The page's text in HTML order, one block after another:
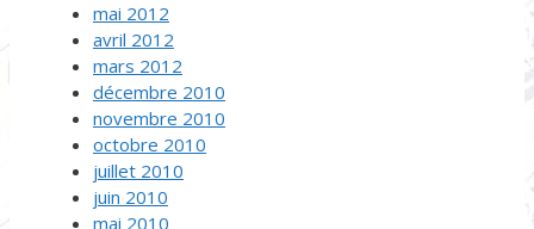
mai 2012
avril 2012
mars 2012
décembre 2010
novembre 2010
octobre 2010
juillet 2010
juin 2010
mai 2010